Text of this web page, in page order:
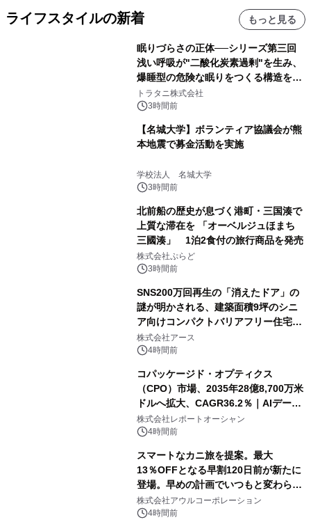
ライフスタイルの新着 もっと見る
眠りづらさの正体──シリーズ第三回
浅い呼吸が"二酸化炭素過剰"を生み、
爆睡型の危険な眠りをつくる構造を解
説
トラタニ株式会社
3時間前
【名城大学】ボランティア協議会が熊
本地震で募金活動を実施
学校法人 名城大学
3時間前
北前船の歴史が息づく港町・三国湊で
上質な滞在を 「オーベルジュほまち
三國湊」 1泊2食付の旅行商品を発売
株式会社ぷらど
3時間前
SNS200万回再生の「消えたドア」の
謎が明かされる、建築面積9坪のシニ
ア向けコンパクトバリアフリー住宅が
誕生
株式会社アース
4時間前
コパッケージド・オプティクス
（CPO）市場、2035年28億8,700万米
ドルへ拡大、CAGR36.2％｜AIデータ
センター・高速光通信需要が成長を加
速
株式会社レポートオーシャン
4時間前
スマートなカニ旅を提案。最大
13％OFFとなる早割120日前が新たに
登場。早めの計画でいつもと変わらぬ
大人の冬旅を。ー夕日ヶ浦温泉「佳松
苑 別邸ふうか」ー
株式会社アウルコーポレーション
4時間前